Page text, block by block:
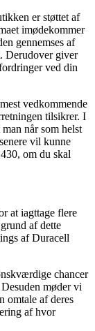
er støttet af
imødekommer
gennemses af
Derudover giver
ved din
vedkommende
tilsikrer. I
når som helst
vil kunne
om du skal
at iagttage flere
af dette
af Duracell
chancer
møder vi
omtale af deres
af hvor